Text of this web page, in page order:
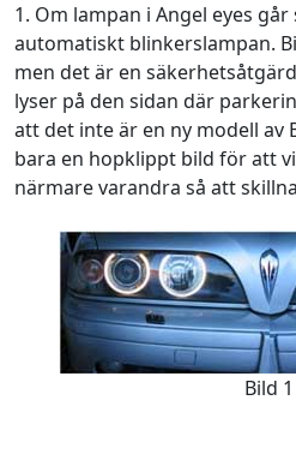
1. Om lampan i Angel eyes
automatiskt blinkerslampan.
men det är en
lyser på den sidan där
att det inte är en ny modell av
bara en hopklippt bild för att
närmare varandra så att
Bild 1